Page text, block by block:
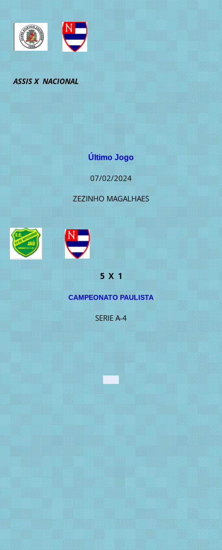
ASSIS X NACIONAL
Último Jogo
07/02/2024
ZEZINHO MAGALHAES
5 X 1
CAMPEONATO PAULISTA
SERIE A-4